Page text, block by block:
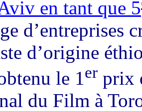
en tant que 5
d’entreprises
d’origine
le 1er prix
du Film à